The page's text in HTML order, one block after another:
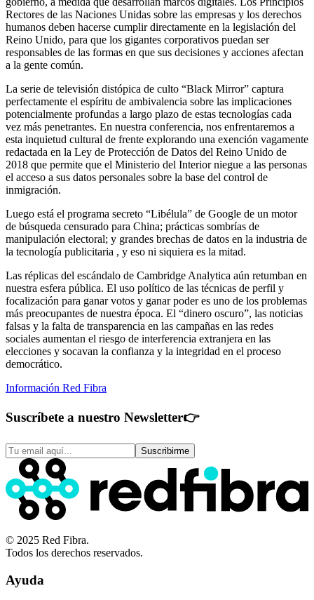
Rectores de las Naciones Unidas sobre las empresas y los derechos
humanos deben hacerse cumplir directamente en la legislación del
Reino Unido, para que los gigantes corporativos puedan ser
responsables de las formas en que sus decisiones y acciones afectan
a la gente común.
La serie de televisión distópica de culto “Black Mirror” captura
perfectamente el espíritu de ambivalencia sobre las implicaciones
potencialmente profundas a largo plazo de estas tecnologías cada
vez más penetrantes. En nuestra conferencia, nos enfrentaremos a
esta inquietud cultural de frente explorando una exención vagamente
redactada en la Ley de Protección de Datos del Reino Unido de
2018 que permite que el Ministerio del Interior niegue a las personas
el acceso a sus datos personales sobre la base del control de
inmigración.
Luego está el programa secreto “Libélula” de Google de un motor
de búsqueda censurado para China; prácticas sombrías de
manipulación electoral; y grandes brechas de datos en la industria de
la tecnología publicitaria , y eso ni siquiera es la mitad.
Las réplicas del escándalo de Cambridge Analytica aún retumban en
nuestra esfera pública. El uso político de las técnicas de perfil y
focalización para ganar votos y ganar poder es uno de los problemas
más preocupantes de nuestra época. El “dinero oscuro”, las noticias
falsas y la falta de transparencia en las campañas en las redes
sociales aumentan el riesgo de interferencia extranjera en las
elecciones y socavan la confianza y la integridad en el proceso
democrático.
Información Red Fibra
Suscríbete a nuestro Newsletter👉
Suscribirme
© 2025 Red Fibra.
Todos los derechos reservados.
Ayuda